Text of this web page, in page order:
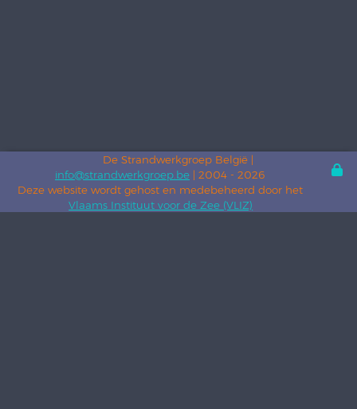
De Strandwerkgroep België |
info@strandwerkgroep.be | 2004 - 2026
Deze website wordt gehost en medebeheerd door het
Vlaams Instituut voor de Zee (VLIZ)